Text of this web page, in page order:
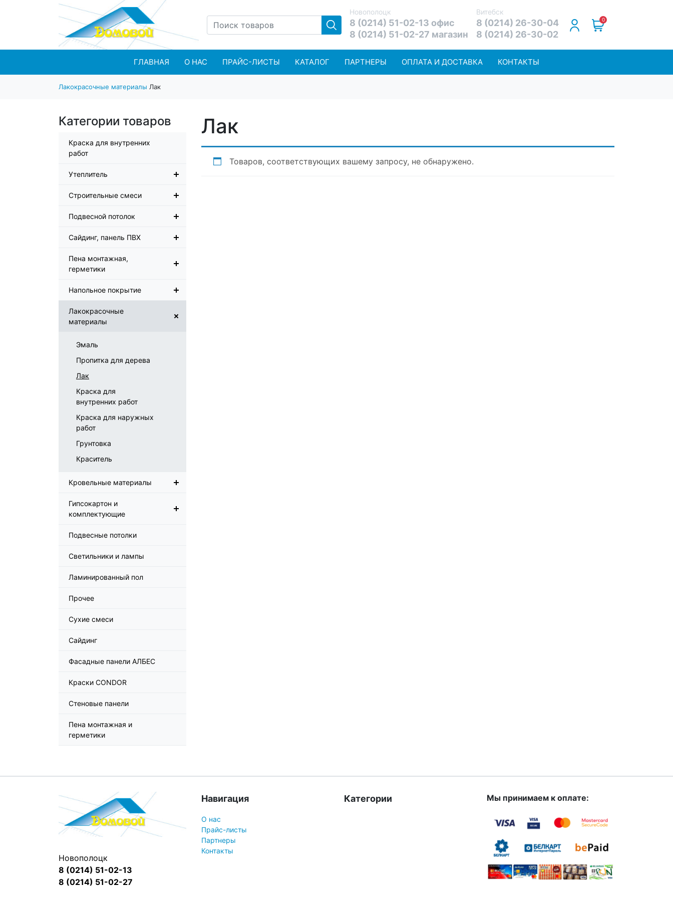
Новополоцк
8 (0214) 51-02-13 офис
8 (0214) 51-02-27 магазин
Витебск
8 (0214) 26-30-04
8 (0214) 26-30-02
0
ГЛАВНАЯ О НАС ПРАЙС-ЛИСТЫ КАТАЛОГ ПАРТНЕРЫ ОПЛАТА И ДОСТАВКА КОНТАКТЫ
Лакокрасочные материалы Лак
Категории товаров
Краска для внутренних
работ
Утеплитель
Строительные смеси
Подвесной потолок
Сайдинг, панель ПВХ
Пена монтажная,
герметики
Напольное покрытие
Лакокрасочные
материалы
Эмаль
Пропитка для дерева
Лак
Краска для
внутренних работ
Краска для наружных
работ
Грунтовка
Краситель
Кровельные материалы
Гипсокартон и
комплектующие
Подвесные потолки
Светильники и лампы
Ламинированный пол
Прочее
Сухие смеси
Сайдинг
Фасадные панели АЛБЕС
Краски CONDOR
Стеновые панели
Пена монтажная и
герметики
Лак
Товаров, соответствующих вашему запросу, не обнаружено.
Новополоцк
8 (0214) 51-02-13
8 (0214) 51-02-27
Навигация
О нас
Прайс-листы
Партнеры
Контакты
Категории Мы принимаем к оплате: